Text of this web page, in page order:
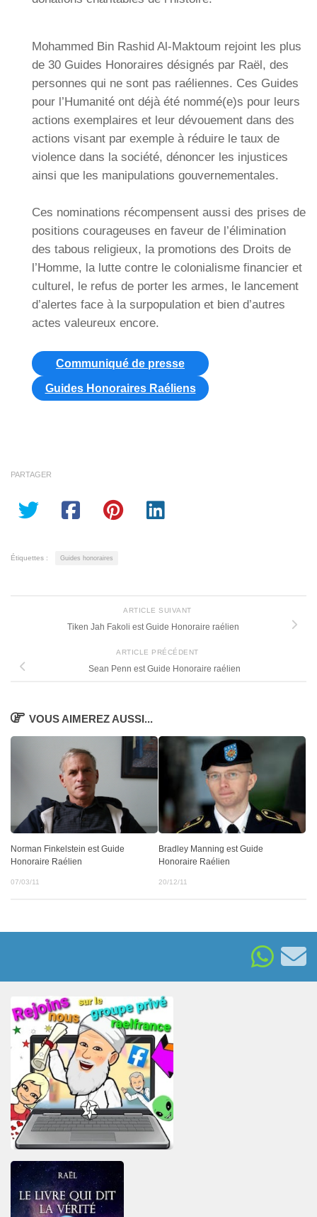
Mohammed Bin Rashid Al-Maktoum rejoint les plus
de 30 Guides Honoraires désignés par Raël, des
personnes qui ne sont pas raéliennes. Ces Guides
pour l’Humanité ont déjà été nommé(e)s pour leurs
actions exemplaires et leur dévouement dans des
actions visant par exemple à réduire le taux de
violence dans la société, dénoncer les injustices
ainsi que les manipulations gouvernementales.
Ces nominations récompensent aussi des prises de
positions courageuses en faveur de l’élimination
des tabous religieux, la promotions des Droits de
l’Homme, la lutte contre le colonialisme financier et
culturel, le refus de porter les armes, le lancement
d’alertes face à la surpopulation et bien d’autres
actes valeureux encore.
Communiqué de presse
Guides Honoraires Raéliens
PARTAGER
Étiquettes : Guides honoraires
ARTICLE SUIVANT
Tiken Jah Fakoli est Guide Honoraire raélien
ARTICLE PRÉCÉDENT
Sean Penn est Guide Honoraire raélien
VOUS AIMEREZ AUSSI...
Norman Finkelstein est Guide
Honoraire Raélien
07/03/11
Bradley Manning est Guide
Honoraire Raélien
20/12/11